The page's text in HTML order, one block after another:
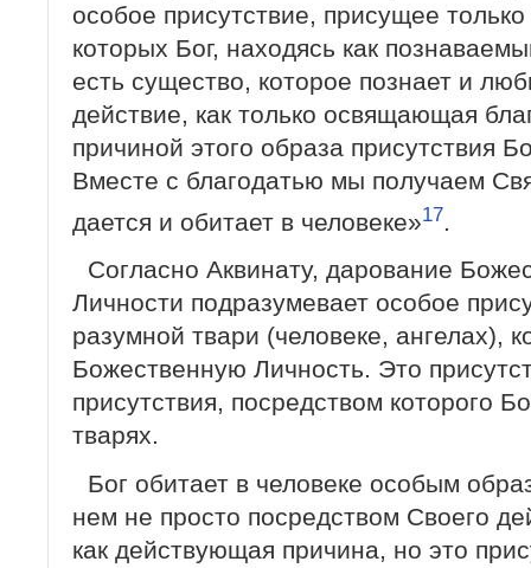
особое присутствие, присущее
которых Бог, находясь как
есть существо, которое познает и
действие, как только освящающая
причиной этого образа присутствия
Вместе с благодатью мы получаем
дается и обитает в человеке»17
Согласно Аквинату, дарование
Личности подразумевает особое
разумной твари (человеке, ангелах),
Божественную Личность. Это
присутствия, посредством которого
тварях.
Бог обитает в человеке особым
нем не просто посредством Своего
как действующая причина, но это